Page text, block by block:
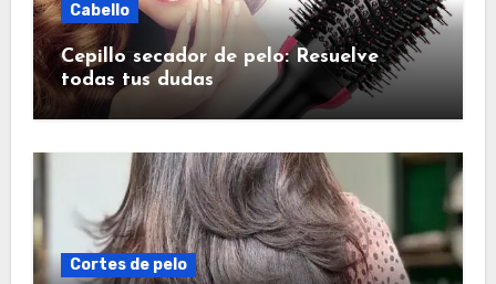
Cabello
Cepillo secador de pelo: Resuelve
todas tus dudas
Cortes de pelo